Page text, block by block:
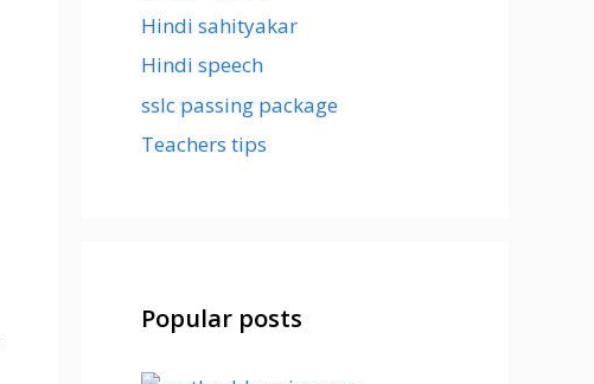
Hindi sahityakar
Hindi speech
sslc passing package
Teachers tips
Popular posts